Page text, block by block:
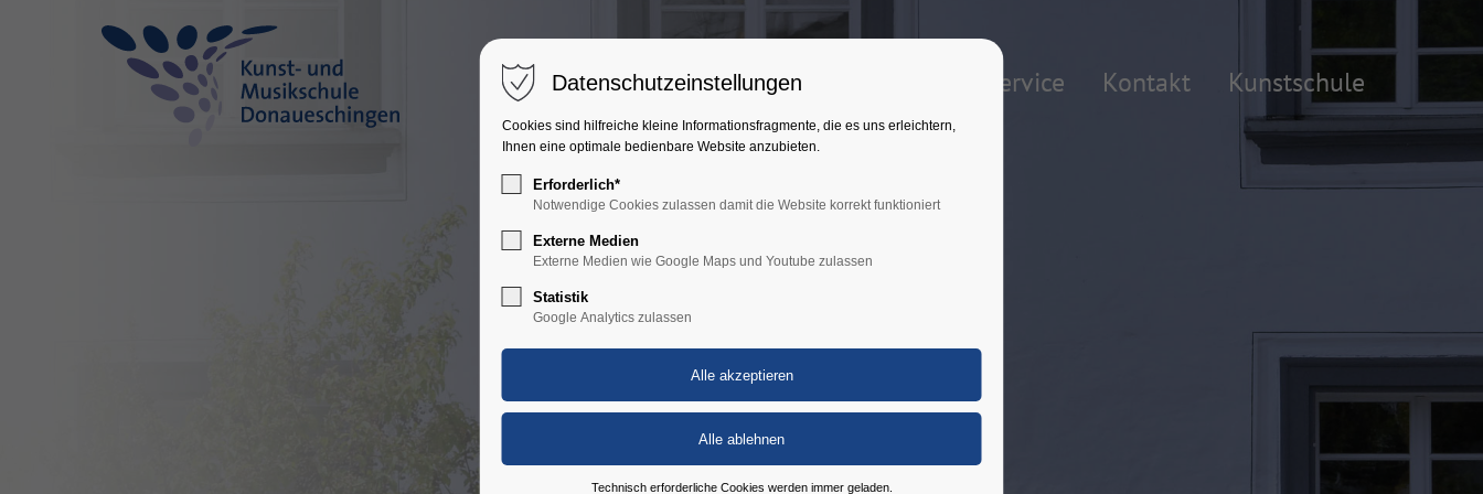
Login
Benutzername
Support
Lorem ipsum dolor sit amet:
24h/ 365days
We offer support for our customers
(GMT +1)
Cybersteel Inc.
376-293 City Road, Suite 600
+44 1234 567 890
Lorem ipsum dolor sit amet,
consectetuer adipiscing elit.
Aenean commodo ligula eget dolor.
Über uns Angebot Service Kontakt Kunstschule
Datenschutzeinstellungen
Cookies sind hilfreiche kleine Informationsfragmente, die es uns erleichtern,
Ihnen eine optimale bedienbare Website anzubieten.
Erforderlich*
Notwendige Cookies zulassen damit die Website korrekt funktioniert
Externe Medien
Externe Medien wie Google Maps und Youtube zulassen
Statistik
Google Analytics zulassen
Technisch erforderliche Cookies werden immer geladen.